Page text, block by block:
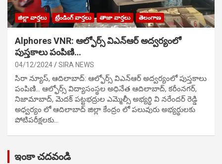
జిల్లా వార్తలు ట్రేండింగ్ వార్తలు తాజా వార్తలు తెలంగాణ
Alphores VNR: ఆల్ఫోర్స్ విఎన్ఆర్ అద్వర్యంలో
పుస్తకాలు పంపిణి…
04/12/2024 SIRA NEWS
సిరా న్యూస్, ఆదిలాబాద్: ఆల్ఫోర్స్ విఎన్ఆర్ అద్వర్యంలో పుస్తకాలు
పంపిణి… ఆల్ఫోర్స్ విద్యాసంస్థల అధినేత ఆదిలాబాద్, కరీంనగర్,
నిజామాబాద్, మెదక్ పట్టభద్రుల ఎమ్మెల్సీ అభ్యర్థి వి నరేందర్ రెడ్డి
అధ్వర్యం లో ఆదిలాబాద్ జిల్లా కేంద్రం లో పలువురు అభ్యర్థులకు
పోటిప‌రీక్ష‌ల‌కు…
ఇంకా చదవండి